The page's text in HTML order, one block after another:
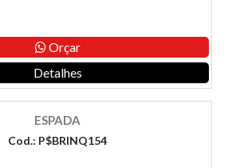
Orçar
Detalhes
ESPADA
Cod.: P$BRINQ154